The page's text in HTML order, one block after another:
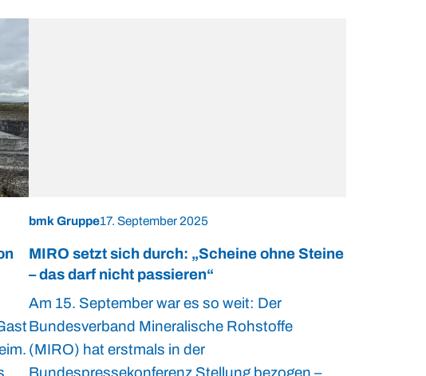
bmk Gruppe17. September 2025
MIRO setzt sich durch: „Scheine ohne Steine
– das darf nicht passieren“
Am 15. September war es so weit: Der
Bundesverband Mineralische Rohstoffe
(MIRO) hat erstmals in der